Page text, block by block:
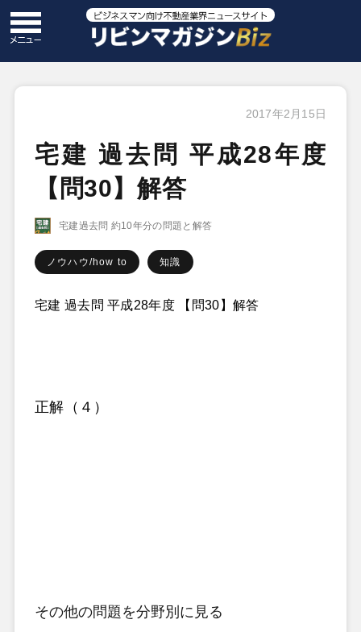
2017年2月15日
宅建 過去問 平成28年度
【問30】解答
宅建過去問 約10年分の問題と解答
ノウハウ/how to 知識
宅建 過去問 平成28年度 【問30】解答
正解（４）
その他の問題 を分野別に見る